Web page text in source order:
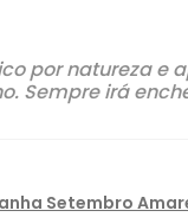
por natureza e
Sempre irá
Setembro